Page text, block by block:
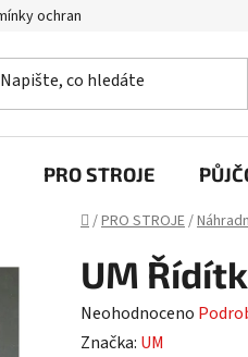
ochrany osobních údajů
PRO STROJE
Domů
/PRO STROJE/
UM
Průměrné
hodnocení
Neohodnoceno
Značka: UM